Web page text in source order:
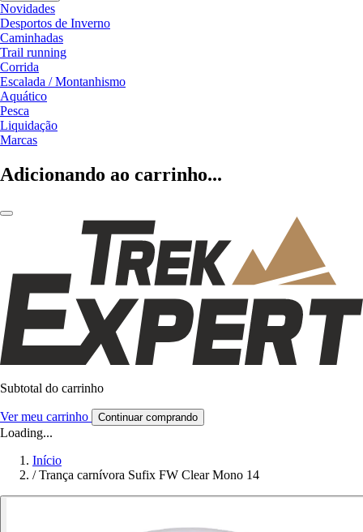
Novidades
Desportos de Inverno
Caminhadas
Trail running
Corrida
Escalada / Montanhismo
Aquático
Pesca
Liquidação
Marcas
Adicionando ao carrinho...
Subtotal do carrinho
Ver meu carrinho Continuar comprando
Loading...
Início
/ Trança carnívora Sufix FW Clear Mono 14